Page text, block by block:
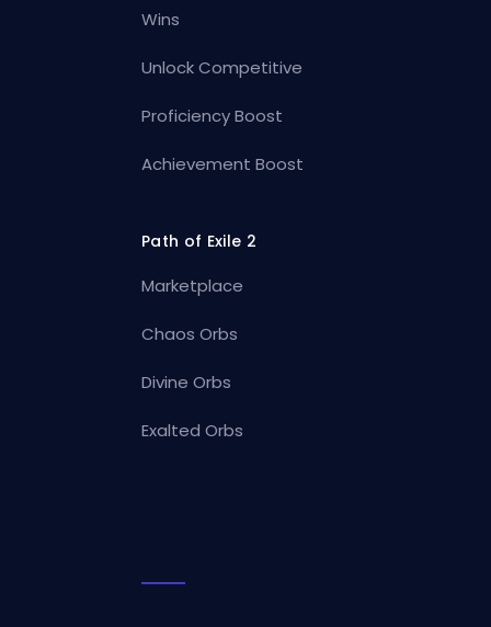
Wins
Unlock Competitive
Proficiency Boost
Achievement Boost
Path of Exile 2
Marketplace
Chaos Orbs
Divine Orbs
Exalted Orbs